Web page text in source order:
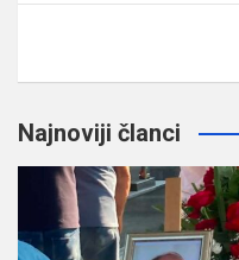
Najnoviji članci